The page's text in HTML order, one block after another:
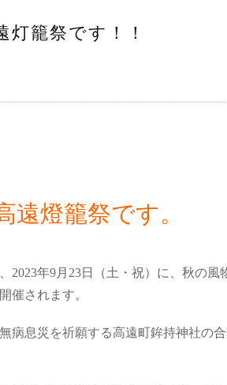
灯籠祭です！！
遠燈籠祭です。
2023年9月23日（土・祝）に、秋の風
催されます。
病息災を祈願する高遠町鉾持神社の